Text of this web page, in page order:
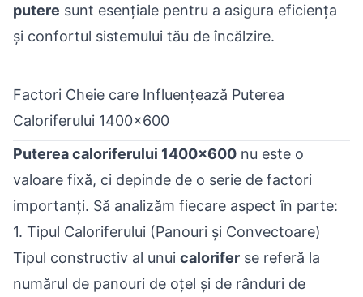
putere sunt esențiale pentru a asigura eficiența
și confortul sistemului tău de încălzire.
Factori Cheie care Influențează Puterea
Caloriferului 1400x600
Puterea caloriferului 1400x600 nu este o
valoare fixă, ci depinde de o serie de factori
importanți. Să analizăm fiecare aspect în parte:
1. Tipul Caloriferului (Panouri și Convectoare)
Tipul constructiv al unui calorifer se referă la
numărul de panouri de oțel și de rânduri de